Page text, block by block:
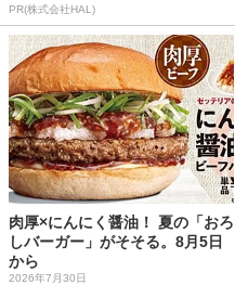
PR(株式会社HAL)
肉厚×にんにく醤油！ 夏の「おろ
しバーガー」がそそる。8月5日
から
2026年7月30日